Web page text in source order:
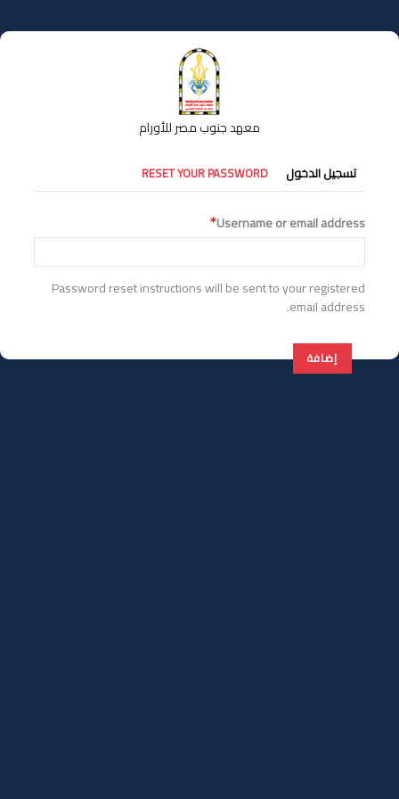
إلى
المحتوى
معهد جنوب مصر للأورام
التبويبات
الأساسية
تسجيل الدخول RESET YOUR PASSWORD
Username or email address
Password reset instructions will be sent to your registered
email address.